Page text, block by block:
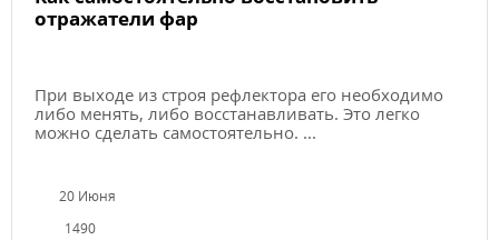
отражатели фар
При выходе из строя рефлектора его необходимо
либо менять, либо восстанавливать. Это легко
можно сделать самостоятельно. ...
20 Июня
1490